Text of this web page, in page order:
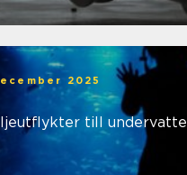
2025
till